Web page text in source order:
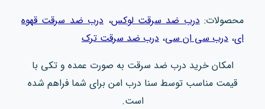
محصولات:درب ضد سرقت لوکس،درب ضد سرقت قهوه
ای، درب سی ان سی، درب ضد سرقت ترک
امکان خرید درب ضد سرقت به صورت عمده و تکی با
قیمت مناسب توسط سنا درب امن برای شما فراهم شده
است.